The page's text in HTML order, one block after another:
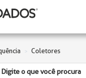
Coletores